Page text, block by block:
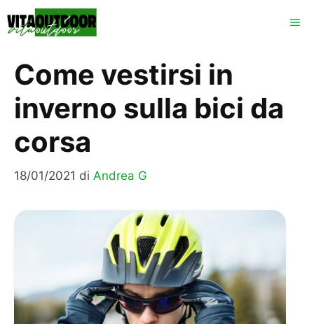
al
Come vestirsi in
inverno sulla bici da
corsa
18/01/2021 di Andrea G